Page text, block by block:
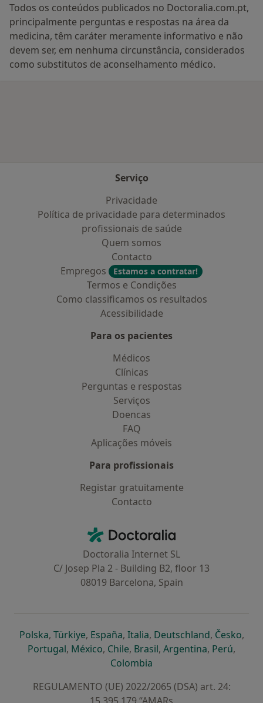
Todos os conteúdos publicados no Doctoralia.com.pt,
principalmente perguntas e respostas na área da
medicina, têm caráter meramente informativo e não
devem ser, em nenhuma circunstância, considerados
como substitutos de aconselhamento médico.
Serviço
Privacidade
Política de privacidade para determinados
profissionais de saúde
Quem somos
Contacto
Empregos
Estamos a contratar!
Termos e Condições
Como classificamos os resultados
Acessibilidade
Para os pacientes
Médicos
Clínicas
Perguntas e respostas
Serviços
Doencas
FAQ
Aplicações móveis
Para profissionais
Registar gratuitamente
Contacto
Doctoralia - Homepage
Doctoralia Internet SL
C/ Josep Pla 2 - Building B2, floor 13
08019 Barcelona, Spain
Polskaabre num novo separador
, Türkiyeabre num novo separador
, Españaabre num novo separador
, Italiaabre num novo
, Deutschlandabre num
, Česko,
Portugalabre num novo separador
, Méxicoabre num novo separador
, Chileabre num novo separador
, Brasilabre num novo
, Argentinaabre num
, Perúabre
,
Colombia
REGULAMENTO (UE) 2022/2065 (DSA) art. 24: